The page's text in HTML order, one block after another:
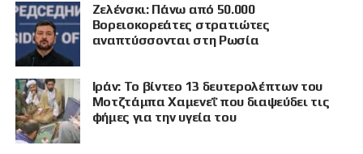
Ζελένσκι: Πάνω από 50.000
Βορειοκορεάτες στρατιώτες
αναπτύσσονται στη Ρωσία
Ιράν: Το βίντεο 13 δευτερολέπτων του
Μοτζτάμπα Χαμενεΐ που διαψεύδει τις
φήμες για την υγεία του